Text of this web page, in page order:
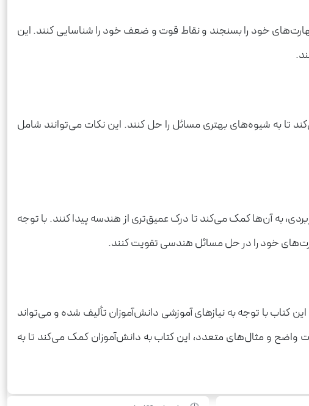
خود را بسنجند و نقاط قوت و ضعف خود را شناسایی کنند. این
تا به شیوه‌های بهتری مسائل را حل کنند. این نکات می‌توانند شامل
به آن‌ها کمک می‌کند تا درک عمیق‌تری از هندسه پیدا کنند. با توجه
خود را در حل مسائل هندسی تقویت کنند.
کتاب با توجه به نیازهای آموزشی دانش‌آموزان تألیف شده و می‌تواند
واضح و مثال‌های متعدد، این کتاب به دانش‌آموزان کمک می‌کند تا به